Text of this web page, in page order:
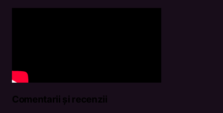
Comentarii și recenzii